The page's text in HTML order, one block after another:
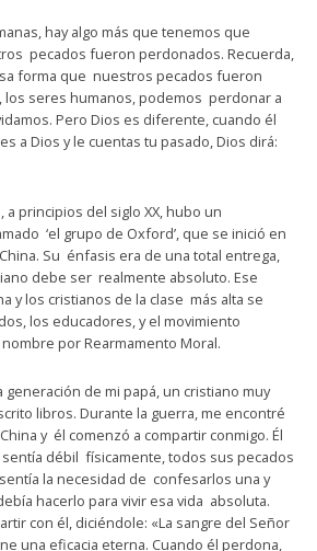
hay algo más que tenemos que
pecados fueron perdonados. Recuerda,
forma que nuestros pecados fueron
seres humanos, podemos perdonar a
Pero Dios es diferente, cuando él
a Dios y le cuentas tu pasado, Dios dirá:
principios del siglo XX, hubo un
‘el grupo de Oxford’, que se inició en
Su énfasis era de una total entrega,
debe ser realmente absoluto. Ese
y los cristianos de la clase más alta se
los educadores, y el movimiento
por Rearmamento Moral.
generación de mi papá, un cristiano muy
libros. Durante la guerra, me encontré
y él comenzó a compartir conmigo. Él
débil físicamente, todos sus pecados
la necesidad de confesarlos una y
hacerlo para vivir esa vida absoluta.
con él, diciéndole: «La sangre del Señor
una eficacia eterna. Cuando él perdona,